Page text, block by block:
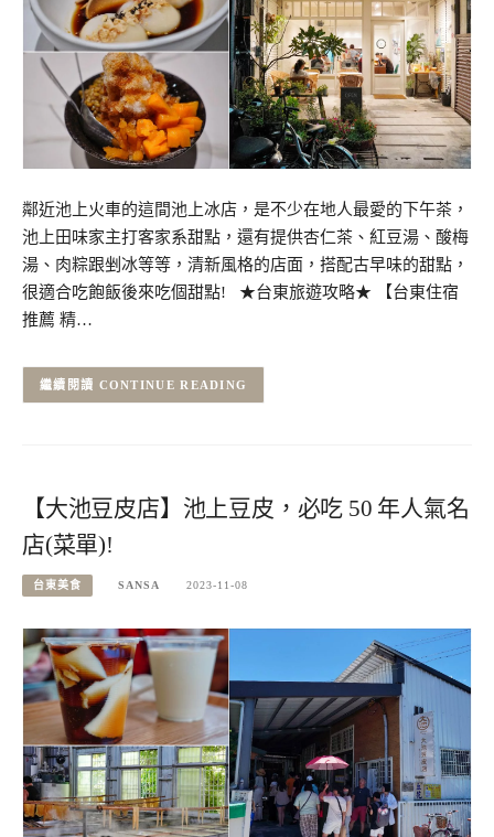
鄰近池上火車的這間池上冰店，是不少在地人最愛的下午茶，
池上田味家主打客家系甜點，還有提供杏仁茶、紅豆湯、酸梅
湯、肉粽跟剉冰等等，清新風格的店面，搭配古早味的甜點，
很適合吃飽飯後來吃個甜點! ★台東旅遊攻略★ 【台東住宿
推薦 精…
CONTINUE READING
【大池豆皮店】池上豆皮，必吃 50 年人氣名
店(菜單)!
台東美食 SANSA 2023-11-08